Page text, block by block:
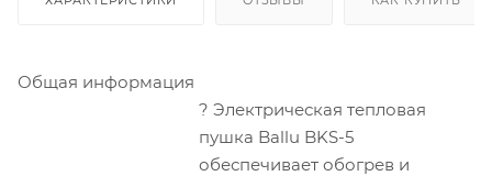
Общая информация
? Электрическая тепловая
пушка Ballu BKS-5
обеспечивает обогрев и